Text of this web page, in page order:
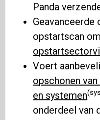
Panda
Geavanceerde
opstartscan
Voert
opschonen
en systemen
onderdeel van